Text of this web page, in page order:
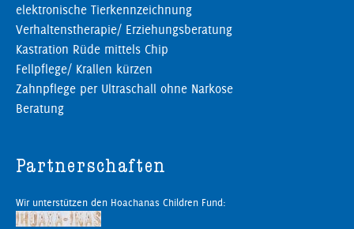
elektronische Tierkennzeichnung
Verhaltenstherapie/ Erziehungsberatung
Kastration Rüde mittels Chip
Fellpflege/ Krallen kürzen
Zahnpflege per Ultraschall ohne Narkose
Beratung
Partnerschaften
Wir unterstützen den Hoachanas Children Fund: